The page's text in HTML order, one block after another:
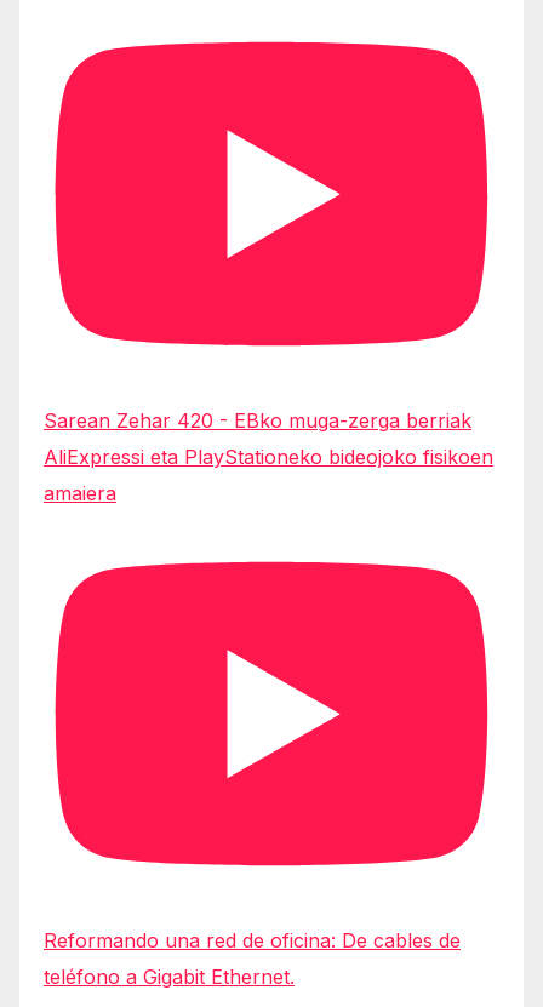
Sarean Zehar 420 - EBko muga-zerga berriak
AliExpressi eta PlayStationeko bideojoko fisikoen
amaiera
Reformando una red de oficina: De cables de
teléfono a Gigabit Ethernet.